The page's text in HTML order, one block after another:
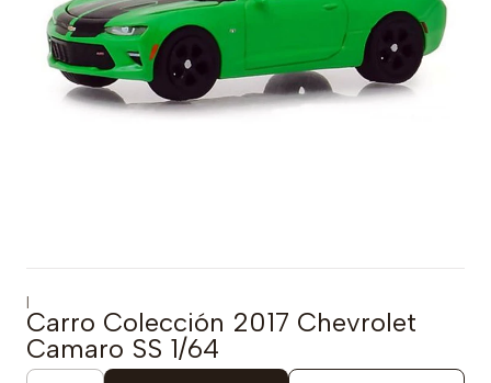
|
Carro Colección 2017 Chevrolet
Camaro SS 1/64